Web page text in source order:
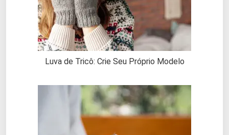
Luva de Tricô: Crie Seu Próprio Modelo